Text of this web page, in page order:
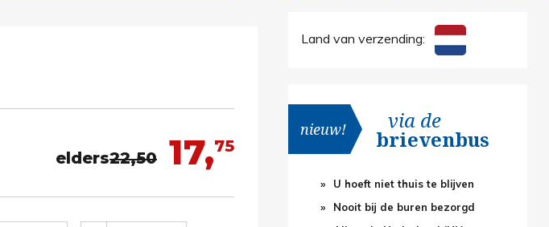
17,75
elders22,50
Land van verzending:
nieuw! via de
brievenbus
U hoeft niet thuis te blijven
Nooit bij de buren bezorgd